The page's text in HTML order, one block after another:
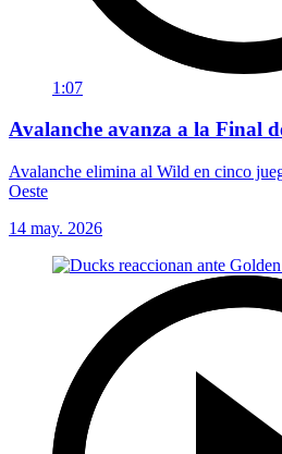
1:07
Avalanche avanza a la Final
Avalanche elimina al Wild en cinco
Oeste
14 may. 2026